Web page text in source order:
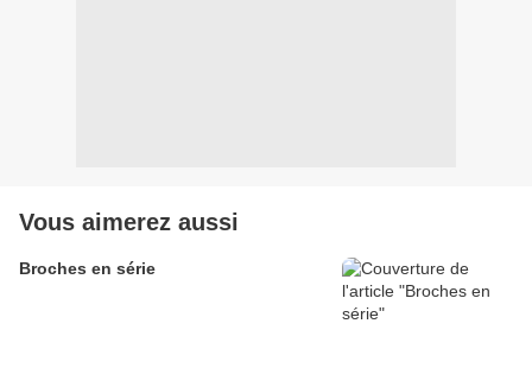
Vous aimerez aussi
Broches en série